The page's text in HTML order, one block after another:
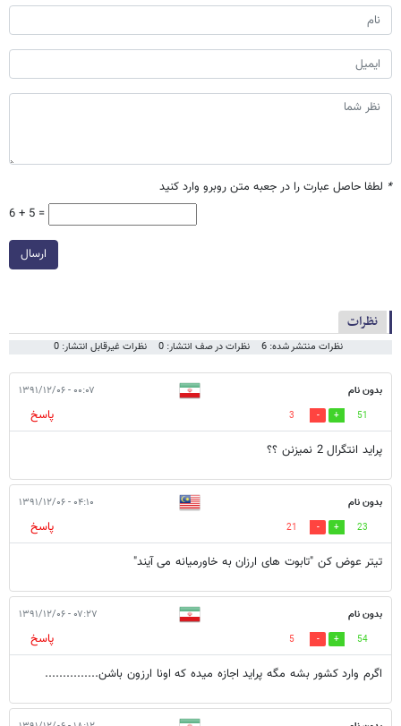
* لطفا حاصل عبارت را در جعبه متن روبرو وارد کنید
6 + 5 =
ارسال
نظرات
نظرات منتشر شده: 6 نظرات در صف انتشار: 0 نظرات غیرقابل انتشار: 0
بدون نام ۰۰:۰۷ - ۱۳۹۱/۱۲/۰۶
51
3
پاسخ
پراید انتگرال 2 نمیزنن ؟؟
بدون نام ۰۴:۱۰ - ۱۳۹۱/۱۲/۰۶
23
21
پاسخ
تیتر عوض کن "تابوت های ارزان به خاورمیانه می آیند"
بدون نام ۰۷:۲۷ - ۱۳۹۱/۱۲/۰۶
54
5
پاسخ
اگرم وارد كشور بشه مگه پرايد اجازه ميده كه اونا ارزون باشن...............